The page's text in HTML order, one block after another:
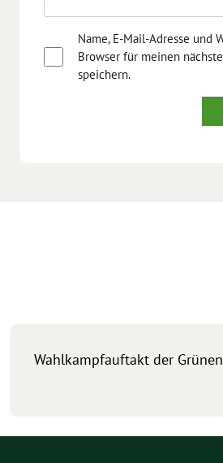
Name, E-Mail-Adresse und
Browser für meinen
speichern.
Wahlkampfauftakt der